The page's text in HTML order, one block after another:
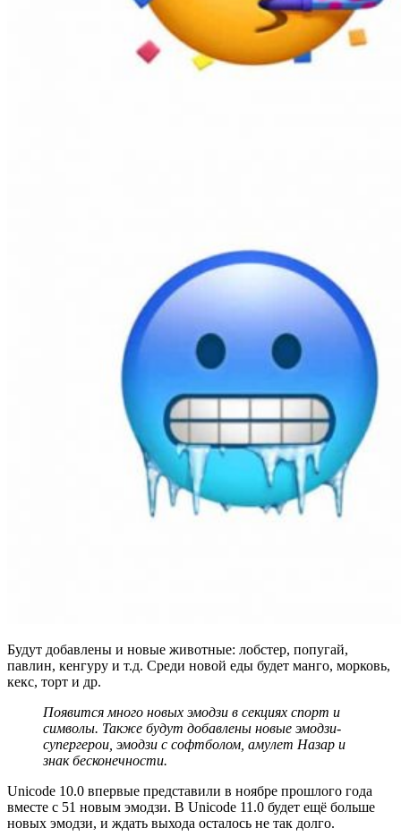
Будут добавлены и новые животные: лобстер, попугай,
павлин, кенгуру и т.д. Среди новой еды будет манго, морковь,
кекс, торт и др.
Появится много новых эмодзи в секциях спорт и
символы. Также будут добавлены новые эмодзи-
супергерои, эмодзи с софтболом, амулет Назар и
знак бесконечности.
Unicode 10.0 впервые представили в ноябре прошлого года
вместе с 51 новым эмодзи. В Unicode 11.0 будет ещё больше
новых эмодзи, и ждать выхода осталось не так долго.